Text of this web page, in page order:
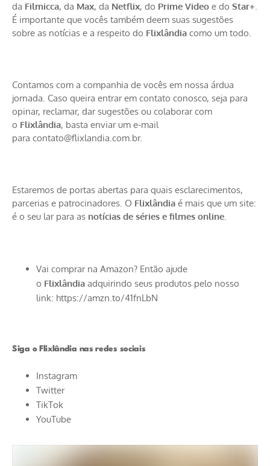
da Filmicca, da Max, da Netflix, do Prime Video e do Star+.
É importante que vocês também deem suas sugestões
sobre as notícias e a respeito do Flixlândia como um todo.
Contamos com a companhia de vocês em nossa árdua
jornada. Caso queira entrar em contato conosco, seja para
opinar, reclamar, dar sugestões ou colaborar com
o Flixlândia, basta enviar um e-mail
para contato@flixlandia.com.br.
Estaremos de portas abertas para quais esclarecimentos,
parcerias e patrocinadores. O Flixlândia é mais que um site:
é o seu lar para as notícias de séries e filmes online.
Vai comprar na Amazon? Então ajude
o Flixlândia adquirindo seus produtos pelo nosso
link: https://amzn.to/41fnLbN
Siga o Flixlândia nas redes sociais
Instagram
Twitter
TikTok
YouTube